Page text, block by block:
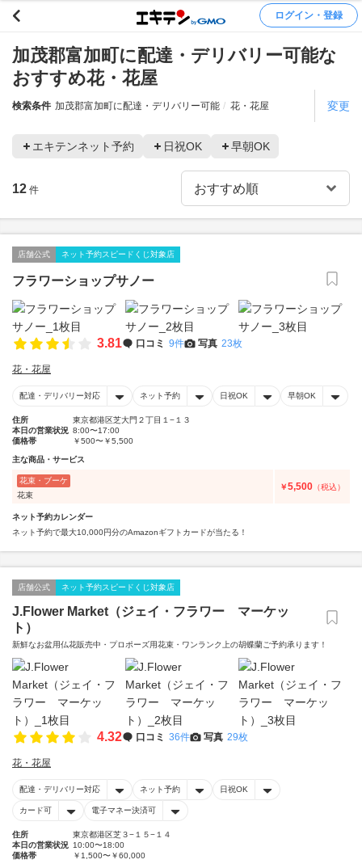
ログイン・登録
加茂郡富加町に配達・デリバリー可能な
おすすめ花・花屋
検索条件 加茂郡富加町に配達・デリバリー可能 花・花屋 変更
エキテンネット予約 日祝OK 早朝OK
12 件
店舗公式 ネット予約スピードくじ対象店
フラワーショップサノー
3.81 口コミ 9件 写真 23枚
花・花屋
配達・デリバリー対応 ネット予約 日祝OK 早朝OK
住所
東京都港区芝大門２丁目１−１３
本日の営業状況 8:00〜17:00
価格帯
￥500〜￥5,500
主な商品・サービス
花束・ブーケ
花束
￥5,500 （税込）
ネット予約カレンダー
ネット予約で最大10,000円分のAmazonギフトカードが当たる！
店舗公式 ネット予約スピードくじ対象店
J.Flower Market（ジェイ・フラワー マーケッ
ト）
新鮮なお盆用仏花販売中・プロポーズ用花束・ワンランク上の胡蝶蘭ご予約承ります！
4.32 口コミ 36件 写真 29枚
花・花屋
配達・デリバリー対応 ネット予約 日祝OK
カード可 電子マネー決済可
住所
東京都港区芝３−１５−１４
本日の営業状況 10:00〜18:00
価格帯
￥1,500〜￥60,000